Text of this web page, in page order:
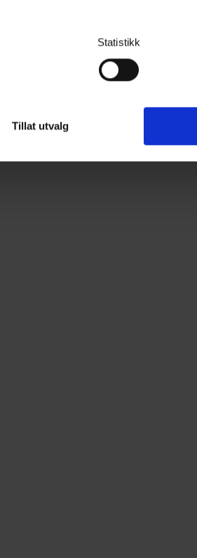
Statistikk
Tillat utvalg